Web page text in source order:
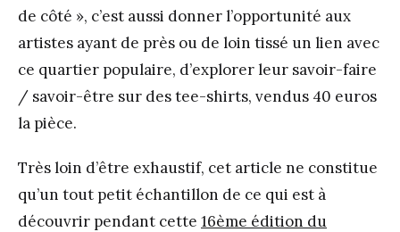
de côté », c’est aussi donner l’opportunité aux
artistes ayant de près ou de loin tissé un lien avec
ce quartier populaire, d’explorer leur savoir-faire
/ savoir-être sur des tee-shirts, vendus 40 euros
la pièce.
Très loin d’être exhaustif, cet article ne constitue
qu’un tout petit échantillon de ce qui est à
découvrir pendant cette 16ème édition du